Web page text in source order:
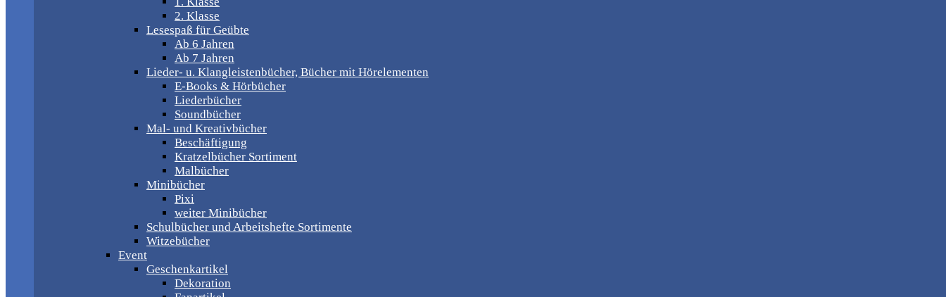
2. Klasse
Lesespaß für Geübte
Ab 6 Jahren
Ab 7 Jahren
Lieder- u. Klangleistenbücher, Bücher mit Hörelementen
E-Books & Hörbücher
Liederbücher
Soundbücher
Mal- und Kreativbücher
Beschäftigung
Kratzelbücher Sortiment
Malbücher
Minibücher
Pixi
weiter Minibücher
Schulbücher und Arbeitshefte Sortimente
Witzebücher
Event
Geschenkartikel
Dekoration